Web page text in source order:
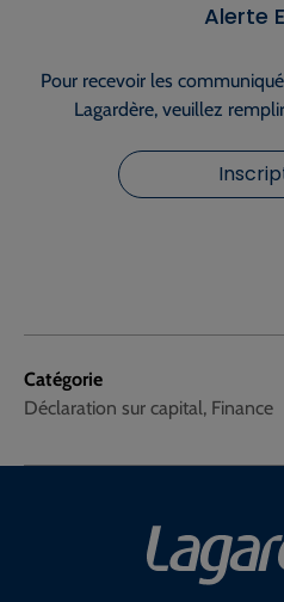
Catégorie
Déclaration sur capital, Finance
Alerte
Pour recevoir les
Lagardère, veuillez